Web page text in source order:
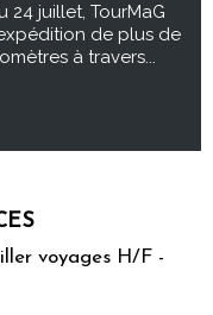
24 juillet, TourMaG
de plus de
à travers...
voyages H/F -